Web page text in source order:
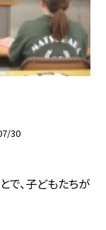
30
で、子どもたちが